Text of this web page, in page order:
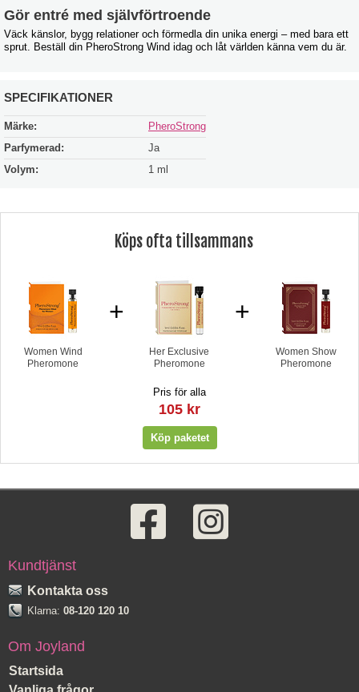
Gör entré med självförtroende
Väck känslor, bygg relationer och förmedla din unika energi – med bara ett
sprut. Beställ din PheroStrong Wind idag och låt världen känna vem du är.
SPECIFIKATIONER
Märke:
PheroStrong
Parfymerad:
Ja
Volym:
1 ml
Köps ofta tillsammans
Women Wind
Pheromone
+
Her Exclusive
Pheromone
+
Women Show
Pheromone
Pris för alla
105 kr
Kundtjänst
Kontakta oss
Klarna: 08-120 120 10
Om Joyland
Startsida